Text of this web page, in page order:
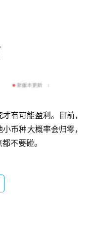
有可能盈利。目前，
币种大概率会归零，
不要碰。